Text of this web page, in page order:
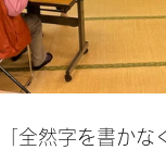
「全然字を書か